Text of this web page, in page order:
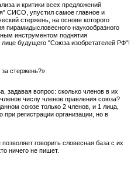
и критики всех предложений
СИСО, упустил самое главное и
стержень, на основе которого
пирамидысловесного наукообразного
инструментом поднятия
будущего "Союза изобретателей РФ"!
стержень?».
задавая вопрос: сколько членов в их
числу членов правления союза?
союзе только 2 членов, и 1 лица,
при регистрации организации, но в
говорить словесная база с их
ничего не пишет.